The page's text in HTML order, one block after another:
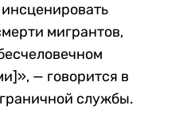
мигрантов,
— говорится в
службы.